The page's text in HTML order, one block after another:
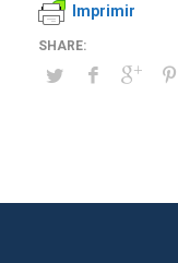
Imprimir